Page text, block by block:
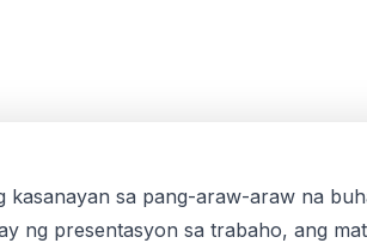
kasanayan sa pang-araw-araw na
ng presentasyon sa trabaho, ang